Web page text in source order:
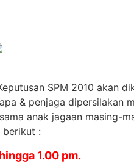
SPM 2010 akan
& penjaga dipersilakan
anak jagaan masing-
berikut :
1.00 pm.